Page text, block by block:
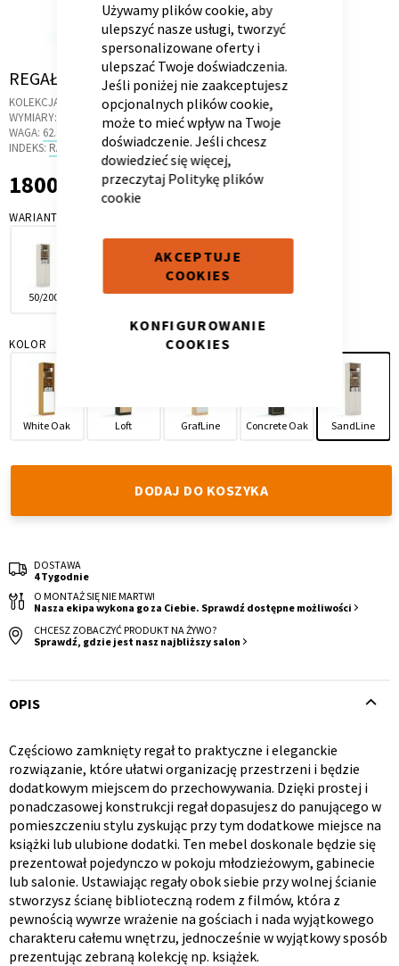
Używamy plików cookie, aby
ulepszyć nasze usługi, tworzyć
spersonalizowane oferty i
ulepszać Twoje doświadczenia.
Jeśli poniżej nie zaakceptujesz
opcjonalnych plików cookie,
może to mieć wpływ na Twoje
doświadczenie. Jeśli chcesz
dowiedzieć się więcej,
przeczytaj Politykę plików
cookie
AKCEPTUJE
COOKIES
KONFIGUROWANIE
COOKIES
Skip
the
beginning
of
images
REGAŁ 60-45/240 MODE SANDLINE
KOLEKCJA:
SANDLINE
WYMIARY:
61 X 45 X 240 CM
WAGA: 62.4 KG
INDEKS: RA.45
1 800,00 zł
1800,00 zł
WARIANT
50/200 50/240 60/200 60/240
KOLOR
White Oak Loft GrafLine Concrete Oak SandLine
DODAJ DO KOSZYKA
DOSTAWA
4 Tygodnie
O MONTAŻ SIĘ NIE MARTW!
Nasza ekipa wykona go za Ciebie. Sprawdź dostępne możliwości
CHCESZ ZOBACZYĆ PRODUKT NA ŻYWO?
Sprawdź, gdzie jest nasz najbliższy salon
OPIS
Opis
produktu
Częściowo zamknięty regał to praktyczne i eleganckie
rozwiązanie, które ułatwi organizację przestrzeni i będzie
dodatkowym miejscem do przechowywania. Dzięki prostej i
ponadczasowej konstrukcji regał dopasujesz do panującego w
pomieszczeniu stylu zyskując przy tym dodatkowe miejsce na
książki lub ulubione dodatki. Ten mebel doskonale będzie się
prezentował pojedynczo w pokoju młodzieżowym, gabinecie
lub salonie. Ustawiając regały obok siebie przy wolnej ścianie
stworzysz ścianę biblioteczną rodem z filmów, która z
pewnością wywrze wrażenie na gościach i nada wyjątkowego
charakteru całemu wnętrzu, jednocześnie w wyjątkowy sposób
prezentując zebraną kolekcję np. książek.
Kontenerek Półka i szafka wisząca
Toaletka Skrzynia i stolik